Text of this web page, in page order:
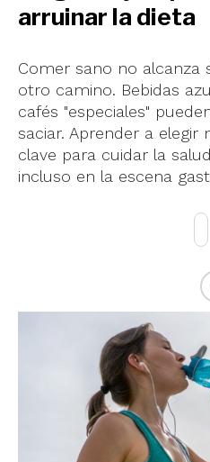
arruinar la dieta
Comer sano no alcanza
otro camino. Bebidas
cafés "especiales"
saciar. Aprender a
clave para cuidar la
incluso en la escena